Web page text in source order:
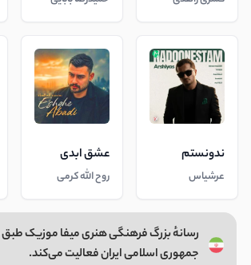
ندونستم
عرشیاس
عشق ابدی
روح الله کرمی
رسانهٔ بزرگ فرهنگی هنری میفا موزیک طبق
جمهوری اسلامی ایران فعالیت می‌کند.